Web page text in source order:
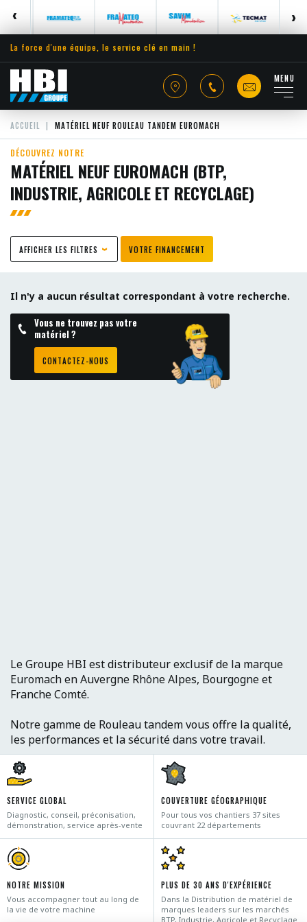
La force d'une équipe, le service clé en main !
MENU
ACCUEIL MATÉRIEL NEUF ROULEAU TANDEM EUROMACH
DÉCOUVREZ NOTRE
MATÉRIEL NEUF EUROMACH (BTP,
INDUSTRIE, AGRICOLE ET RECYCLAGE)
AFFICHER LES FILTRES VOTRE FINANCEMENT
Il n'y a aucun résultat correspondant à votre recherche.
Vous ne trouvez pas votre
matériel ?
CONTACTEZ-NOUS
Le Groupe HBI est distributeur exclusif de la marque
Euromach en Auvergne Rhône Alpes, Bourgogne et
Franche Comté.
Notre gamme de Rouleau tandem vous offre la qualité,
les performances et la sécurité dans votre travail.
SERVICE GLOBAL
Diagnostic, conseil, préconisation,
démonstration, service après-vente
COUVERTURE GÉOGRAPHIQUE
Pour tous vos chantiers 37 sites
couvrant 22 départements
NOTRE MISSION
Vous accompagner tout au long de
la vie de votre machine
PLUS DE 30 ANS D'EXPÉRIENCE
Dans la Distribution de matériel de
marques leaders sur les marchés
BTP, Industrie, Agricole et Recyclage